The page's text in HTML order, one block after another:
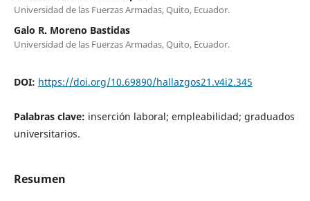
Universidad de las Fuerzas Armadas, Quito, Ecuador.
Galo R. Moreno Bastidas
Universidad de las Fuerzas Armadas, Quito, Ecuador.
DOI: https://doi.org/10.69890/hallazgos21.v4i2.345
Palabras clave: inserción laboral; empleabilidad; graduados
universitarios.
Resumen